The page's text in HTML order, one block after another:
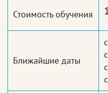
Стоимость обучения
Ближайшие даты